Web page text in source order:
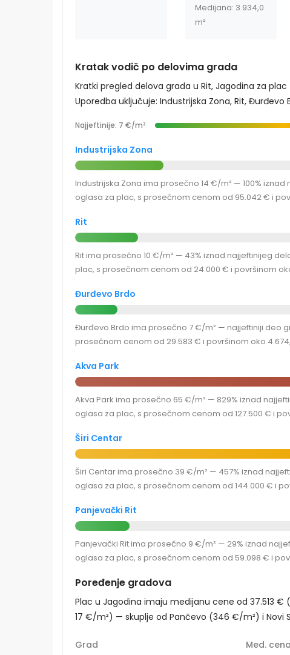
Medijana: 3.934,0
m²
Kratak vodič po delovima grada
Kratki pregled delova grada u Rit, Jagodina za
Uporedba uključuje: Industrijska Zona, Rit, Đurđevo
Najjeftinije: 7 €/m²
Industrijska Zona
Industrijska Zona ima prosečno 14 €/m² — 100%
oglasa za plac, s prosečnom cenom od 95.042 € i
Rit
Rit ima prosečno 10 €/m² — 43% iznad najjeftinijeg
plac, s prosečnom cenom od 24.000 € i površinom
Đurđevo Brdo
Đurđevo Brdo ima prosečno 7 €/m² — najjeftiniji deo
prosečnom cenom od 29.583 € i površinom oko
Akva Park
Akva Park ima prosečno 65 €/m² — 829% iznad
oglasa za plac, s prosečnom cenom od 127.500 € i
Širi Centar
Širi Centar ima prosečno 39 €/m² — 457% iznad
oglasa za plac, s prosečnom cenom od 144.000 € i
Panjevački Rit
Panjevački Rit ima prosečno 9 €/m² — 29% iznad
oglasa za plac, s prosečnom cenom od 59.098 € i
Poređenje gradova
Plac u Jagodina imaju medijanu cene od 37.513
17 €/m²) — skuplje od Pančevo (346 €/m²) i Novi
Grad Med. cena